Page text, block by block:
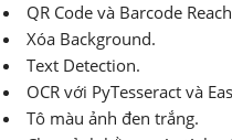
QR Code và Barcode
Xóa Background.
Text Detection.
OCR với PyTesseract và
Tô màu ảnh đen trắng.